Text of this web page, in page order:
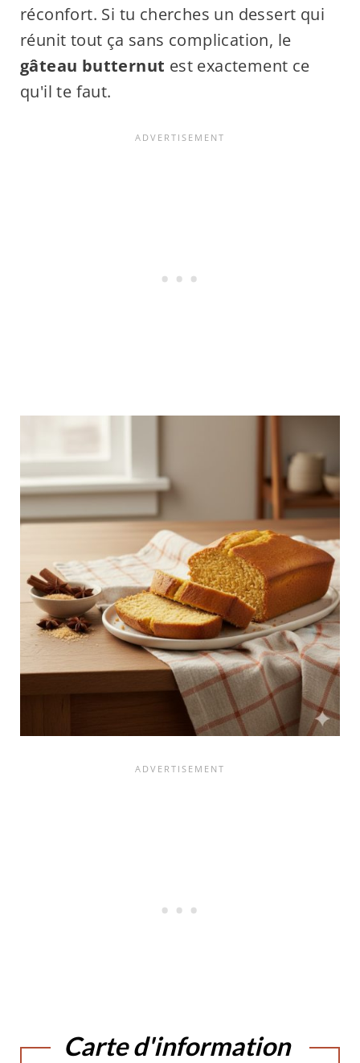
réconfort. Si tu cherches un dessert qui
réunit tout ça sans complication, le
gâteau butternut est exactement ce
qu'il te faut.
Carte d'information